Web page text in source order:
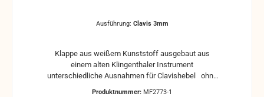
Ausführung: Clavis 3mm
Klappe aus weißem Kunststoff ausgebaut aus
einem alten Klingenthaler Instrument
unterschiedliche Ausnahmen für Clavishebel ohne
Produktnummer: MF2773-1